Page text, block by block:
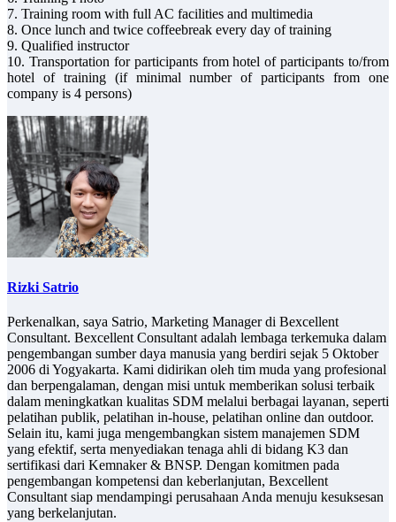
7. Training room with full AC facilities and multimedia
8. Once lunch and twice coffeebreak every day of training
9. Qualified instructor
10. Transportation for participants from hotel of participants to/from
hotel of training (if minimal number of participants from one
company is 4 persons)
Rizki Satrio
Perkenalkan, saya Satrio, Marketing Manager di Bexcellent
Consultant. Bexcellent Consultant adalah lembaga terkemuka dalam
pengembangan sumber daya manusia yang berdiri sejak 5 Oktober
2006 di Yogyakarta. Kami didirikan oleh tim muda yang profesional
dan berpengalaman, dengan misi untuk memberikan solusi terbaik
dalam meningkatkan kualitas SDM melalui berbagai layanan, seperti
pelatihan publik, pelatihan in-house, pelatihan online dan outdoor.
Selain itu, kami juga mengembangkan sistem manajemen SDM
yang efektif, serta menyediakan tenaga ahli di bidang K3 dan
sertifikasi dari Kemnaker & BNSP. Dengan komitmen pada
pengembangan kompetensi dan keberlanjutan, Bexcellent
Consultant siap mendampingi perusahaan Anda menuju kesuksesan
yang berkelanjutan.